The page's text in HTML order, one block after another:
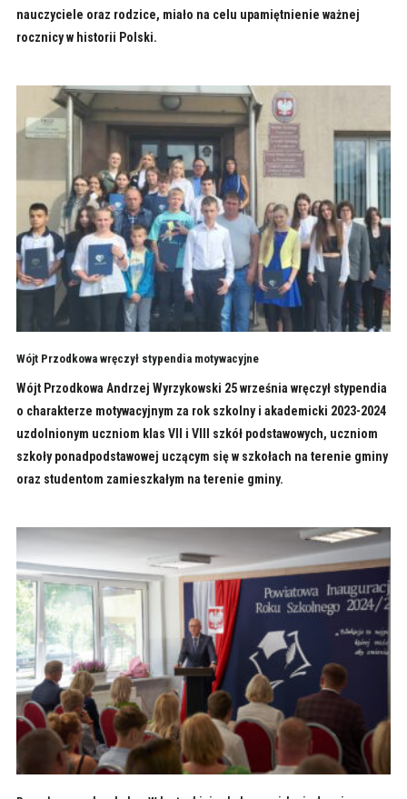
nauczyciele oraz rodzice, miało na celu upamiętnienie ważnej
rocznicy w historii Polski.
Wójt Przodkowa wręczył stypendia motywacyjne
Wójt Przodkowa Andrzej Wyrzykowski 25 września wręczył stypendia
o charakterze motywacyjnym za rok szkolny i akademicki 2023-2024
uzdolnionym uczniom klas VII i VIII szkół podstawowych, uczniom
szkoły ponadpodstawowej uczącym się w szkołach na terenie gminy
oraz studentom zamieszkałym na terenie gminy.